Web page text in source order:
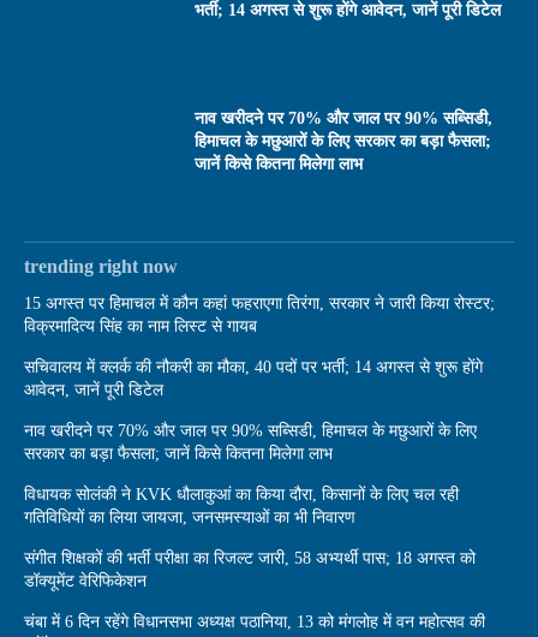
भर्ती; 14 अगस्त से शुरू होंगे आवेदन, जानें पूरी डिटेल
नाव खरीदने पर 70% और जाल पर 90% सब्सिडी,
हिमाचल के मछुआरों के लिए सरकार का बड़ा फैसला;
जानें किसे कितना मिलेगा लाभ
trending right now
15 अगस्त पर हिमाचल में कौन कहां फहराएगा तिरंगा, सरकार ने जारी किया रोस्टर;
विक्रमादित्य सिंह का नाम लिस्ट से गायब
सचिवालय में क्लर्क की नौकरी का मौका, 40 पदों पर भर्ती; 14 अगस्त से शुरू होंगे
आवेदन, जानें पूरी डिटेल
नाव खरीदने पर 70% और जाल पर 90% सब्सिडी, हिमाचल के मछुआरों के लिए
सरकार का बड़ा फैसला; जानें किसे कितना मिलेगा लाभ
विधायक सोलंकी ने KVK धौलाकुआं का किया दौरा, किसानों के लिए चल रही
गतिविधियों का लिया जायजा, जनसमस्याओं का भी निवारण
संगीत शिक्षकों की भर्ती परीक्षा का रिजल्ट जारी, 58 अभ्यर्थी पास; 18 अगस्त को
डॉक्यूमेंट वेरिफिकेशन
चंबा में 6 दिन रहेंगे विधानसभा अध्यक्ष पठानिया, 13 को मंगलोह में वन महोत्सव की